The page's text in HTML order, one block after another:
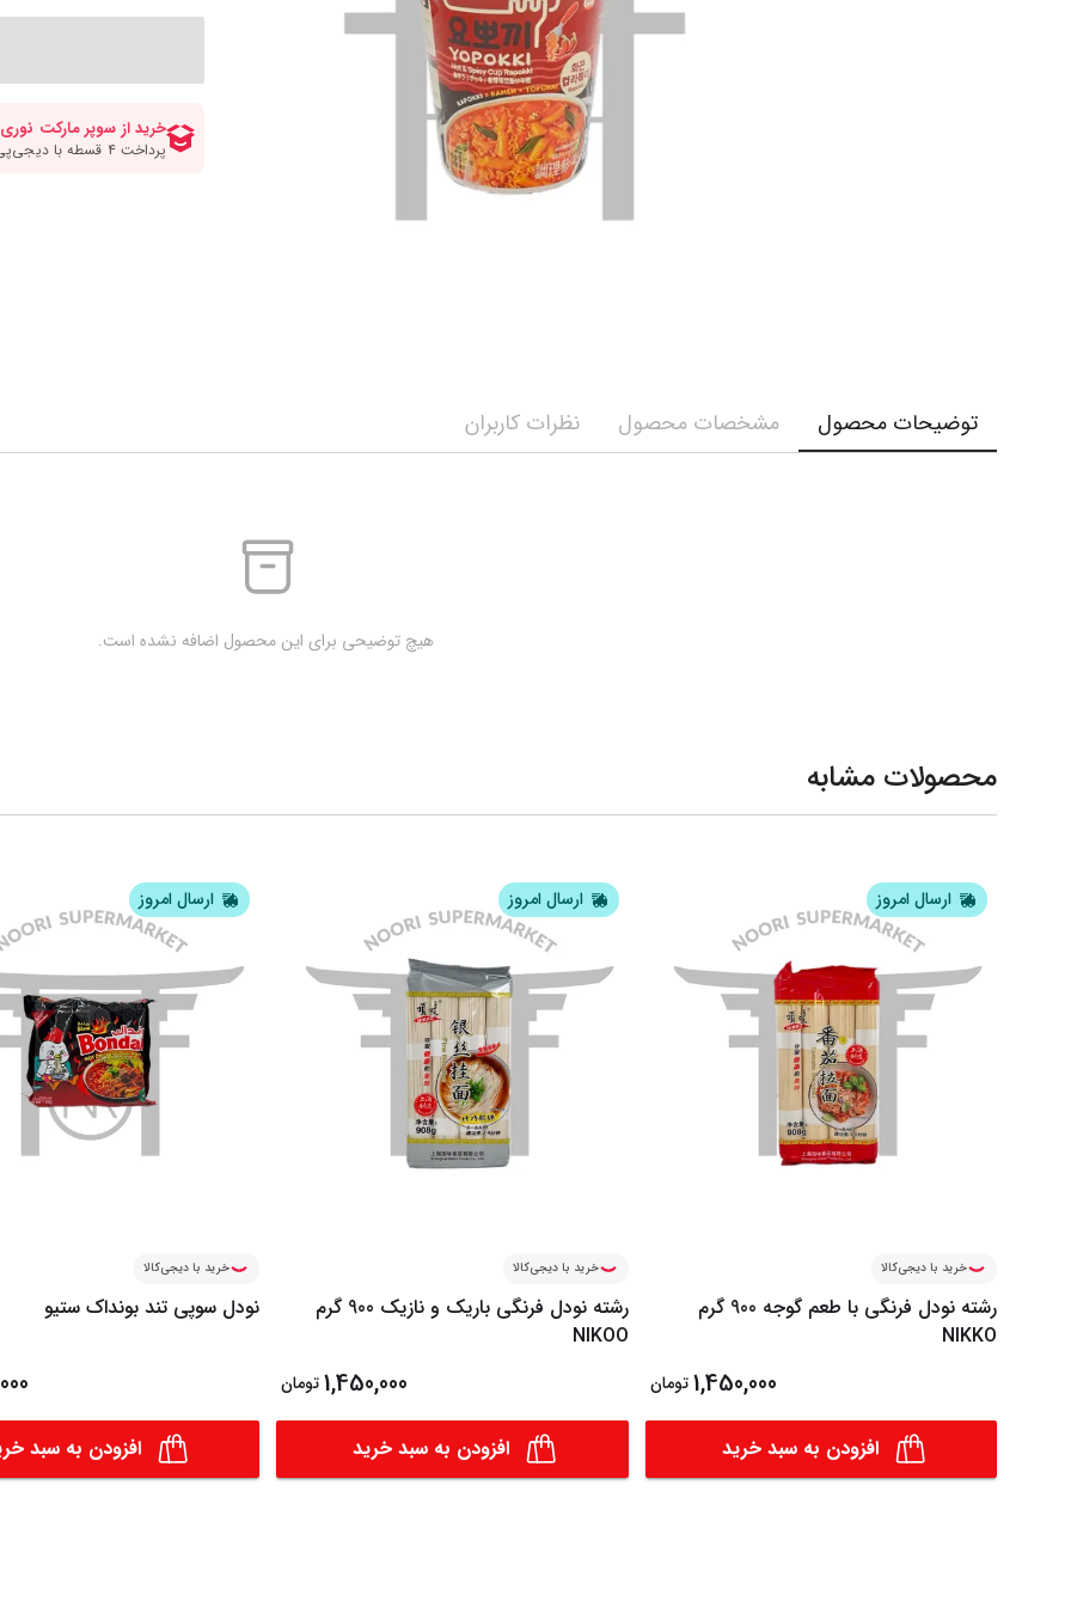
نمایش همه محصولات
ترشی جینجر و مایونز و سیراچا
نمایش همه
توضیحات محصول مشخصات محصول نظرات کاربران
هیچ توضیحی برای این محصول اضافه نشده است.
محصولات مشابه
ارسال امروز
خرید با دیجی‌کالا
رشته نودل فرنگی با طعم گوجه 900 گرم
NIKKO
1,450,000 تومان
افزودن به سبد خرید
ارسال امروز
خرید با دیجی‌کالا
رشته نودل فرنگی باریک و نازیک 900 گرم
NIKOO
1,450,000تومان
افزودن به سبد خرید
ارسال امروز
خرید با دیجی‌کالا
نودل سوپی تند بونداک ستیو
افزودن به سبد